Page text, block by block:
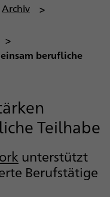
Archiv
berufliche
Teilhabe
unterstützt
Berufstätige